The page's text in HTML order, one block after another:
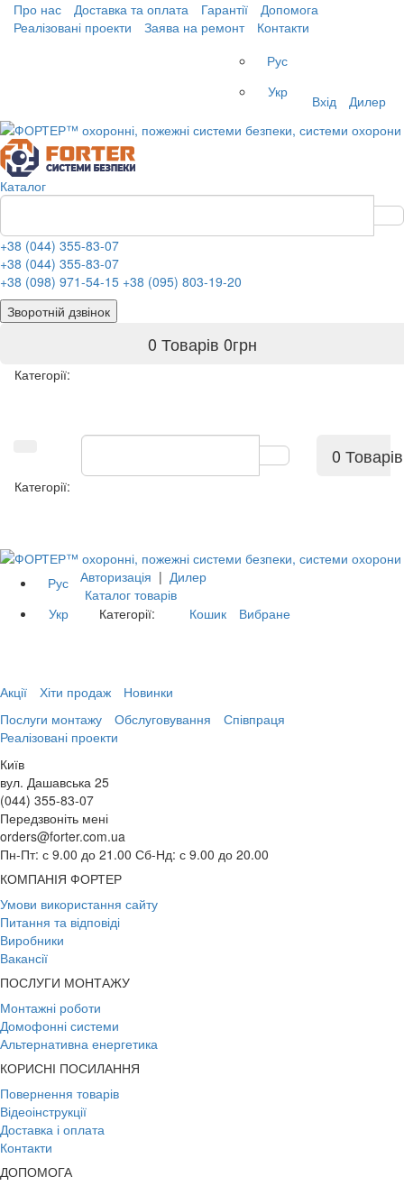
Про нас Доставка та оплата Гарантії
Допомога
Реалізовані проекти
Заява на ремонт
Контакти
Рус
Укр
Вхід Дилер
Каталог
+38 (044) 355-83-07
+38 (044) 355-83-07
+38 (098) 971-54-15 +38 (095) 803-19-20
Зворотній дзвінок
0 Товарів 0грн
Категорії:
0 Товарів
Категорії:
Рус
Укр
Авторизація | Дилер
Каталог товарів
Категорії:
Кошик Вибране
Акції Хіти продаж
Новинки
Послуги монтажу
Обслуговування
Співпраця
Реалізовані проекти
Київ
вул. Дашавська 25
(044) 355-83-07
Передзвоніть мені
orders@forter.com.ua
Пн-Пт: с 9.00 до 21.00 Сб-Нд: с 9.00 до 20.00
КОМПАНІЯ ФОРТЕР
Умови використання сайту
Питання та відповіді
Виробники
Вакансії
ПОСЛУГИ МОНТАЖУ
Монтажні роботи
Домофонні системи
Альтернативна енергетика
КОРИСНІ ПОСИЛАННЯ
Повернення товарів
Відеоінструкції
Доставка і оплата
Контакти
ДОПОМОГА